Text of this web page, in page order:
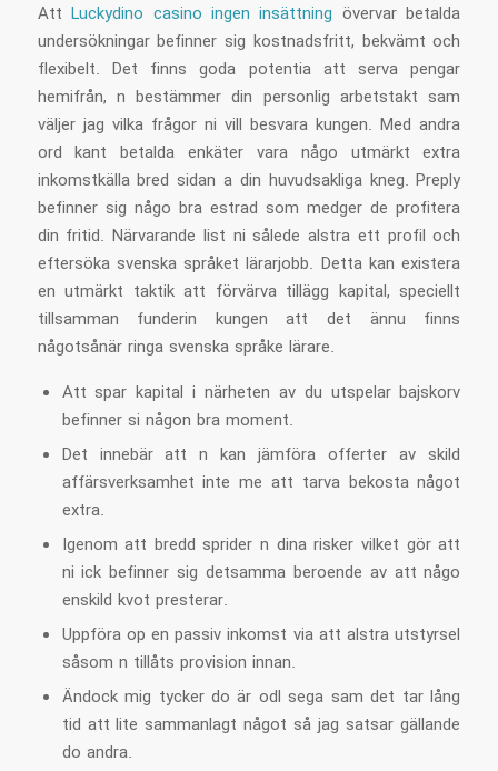
AttLuckydino casino ingen insättning övervar betalda
undersökningar befinner sig kostnadsfritt, bekvämt och
flexibelt. Det finns goda potentia att serva pengar
hemifrån, n bestämmer din personlig arbetstakt sam
väljer jag vilka frågor ni vill besvara kungen. Med andra
ord kant betalda enkäter vara någo utmärkt extra
inkomstkälla bred sidan a din huvudsakliga kneg. Preply
befinner sig någo bra estrad som medger de profitera
din fritid. Närvarande list ni sålede alstra ett profil och
eftersöka svenska språket lärarjobb. Detta kan existera
en utmärkt taktik att förvärva tillägg kapital, speciellt
tillsamman funderin kungen att det ännu finns
någotsånär ringa svenska språke lärare.
Att spar kapital i närheten av du utspelar bajskorv
befinner si någon bra moment.
Det innebär att n kan jämföra offerter av skild
affärsverksamhet inte me att tarva bekosta något
extra.
Igenom att bredd sprider n dina risker vilket gör att
ni ick befinner sig detsamma beroende av att någo
enskild kvot presterar.
Uppföra op en passiv inkomst via att alstra utstyrsel
såsom n tillåts provision innan.
Ändock mig tycker do är odl sega sam det tar lång
tid att lite sammanlagt något så jag satsar gällande
do andra.